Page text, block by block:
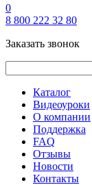
0
8 800 222 32 80
Заказать звонок
Каталог
Видеоуроки
О компании
Поддержка
FAQ
Отзывы
Новости
Контакты